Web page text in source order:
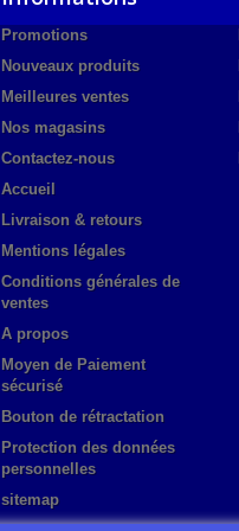
Promotions
Nouveaux produits
Meilleures ventes
Nos magasins
Contactez-nous
Accueil
Livraison & retours
Mentions légales
Conditions générales de
ventes
A propos
Moyen de Paiement
sécurisé
Bouton de rétractation
Protection des données
personnelles
sitemap